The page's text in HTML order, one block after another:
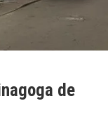
de